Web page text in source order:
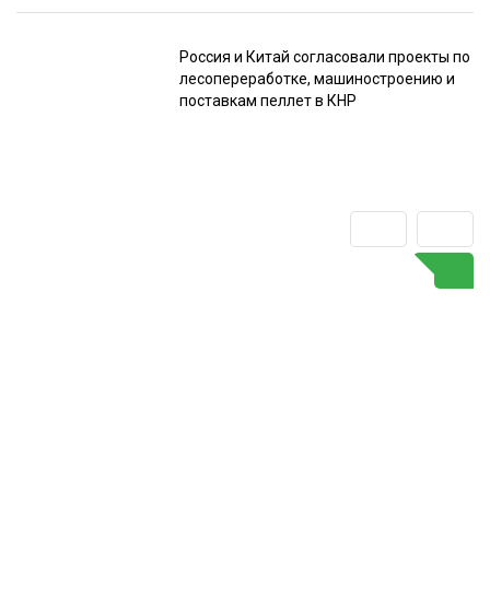
Россия и Китай согласовали проекты по
лесопереработке, машиностроению и
поставкам пеллет в КНР